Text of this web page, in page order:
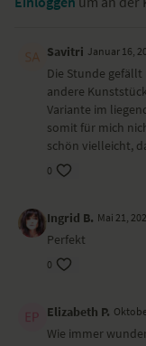
Drehsitz – Ardha
Atemübung –
tiefer Ausfallschritt
tiefer Ausfallschritt
Stuhl – Utkatasana
Grätsche mit
Rockstar –
sitzende Vorbeuge –
liegender Twist –
Shavasana
Dieses Video ist eine
Savitri Januar 16,
Die Stunde
andere
Variante im
somit für mich
schön vielleicht,
0
Ingrid B. Mai 21,
Perfekt
0
Elizabeth P.
Wie immer